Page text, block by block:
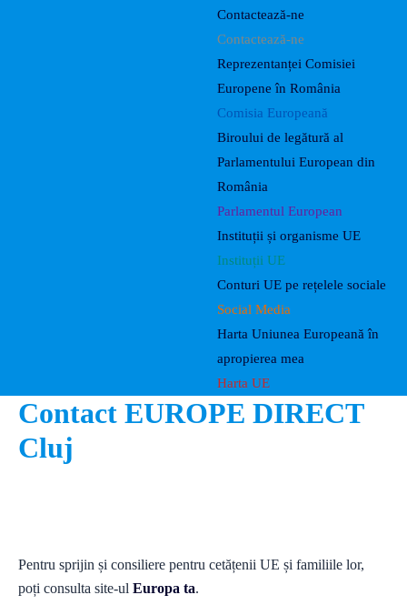
Contactează-ne
Contactează-ne
Reprezentanței Comisiei
Europene în România
Comisia Europeană
Biroului de legătură al
Parlamentului European din
România
Parlamentul European
Instituții și organisme UE
Instituții UE
Conturi UE pe rețelele sociale
Social Media
Harta Uniunea Europeană în
apropierea mea
Harta UE
Contact EUROPE DIRECT
Cluj
Pentru sprijin și consiliere pentru cetățenii UE și familiile lor,
poți consulta site-ul Europa ta.